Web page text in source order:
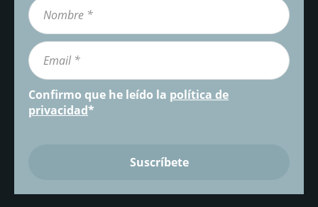
Confirmo que he leído la política de
privacidad*